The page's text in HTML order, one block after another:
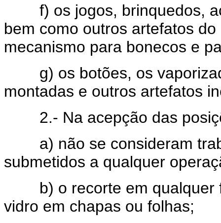
f) os jogos, brinquedos,
bem como outros artefatos
mecanismo para bonecos e
g) os botões, os
montadas e outros artefatos
2.- Na acepção das
a) não se consideram
submetidos a qualquer
b) o recorte em qualquer
vidro em chapas ou folhas;